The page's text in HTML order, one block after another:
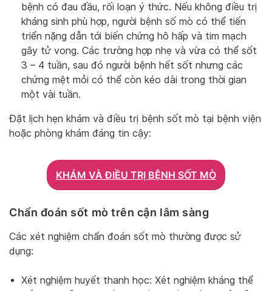
bệnh có đau đầu, rối loạn ý thức. Nếu không điều trị
kháng sinh phù hợp, người bệnh số mò có thể tiến
triển nặng dẫn tới biến chứng hô hấp và tim mạch
gây tử vong. Các trường hợp nhẹ và vừa có thể sốt
3 – 4 tuần, sau đó người bệnh hết sốt nhưng các
chứng mệt mỏi có thể còn kéo dài trong thời gian
một vài tuần.
Đặt lịch hẹn khám và điều trị bệnh sốt mò tại bệnh viện
hoặc phòng khám đáng tin cậy:
KHÁM VÀ ĐIỀU TRỊ BỆNH SỐT MÒ
Chẩn đoán sốt mò trên cận lâm sàng
Các xét nghiệm chẩn đoán sốt mò thường được sử
dụng:
Xét nghiệm huyết thanh học: Xét nghiệm kháng thể